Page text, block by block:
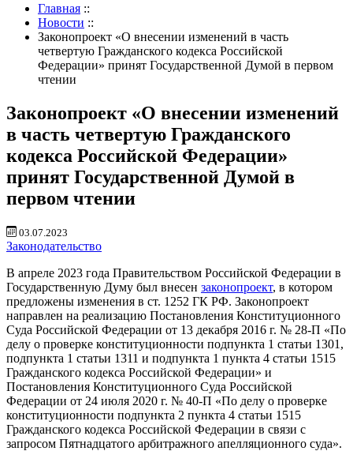
Главная ::
Новости ::
Законопроект «О внесении изменений в часть
четвертую Гражданского кодекса Российской
Федерации» принят Государственной Думой в первом
чтении
Законопроект «О внесении изменений
в часть четвертую Гражданского
кодекса Российской Федерации»
принят Государственной Думой в
первом чтении
03.07.2023
Законодательство
В апреле 2023 года Правительством Российской Федерации в
Государственную Думу был внесен законопроект, в котором
предложены изменения в ст. 1252 ГК РФ. Законопроект
направлен на реализацию Постановления Конституционного
Суда Российской Федерации от 13 декабря 2016 г. № 28-П «По
делу о проверке конституционности подпункта 1 статьи 1301,
подпункта 1 статьи 1311 и подпункта 1 пункта 4 статьи 1515
Гражданского кодекса Российской Федерации» и
Постановления Конституционного Суда Российской
Федерации от 24 июля 2020 г. № 40-П «По делу о проверке
конституционности подпункта 2 пункта 4 статьи 1515
Гражданского кодекса Российской Федерации в связи с
запросом Пятнадцатого арбитражного апелляционного суда».